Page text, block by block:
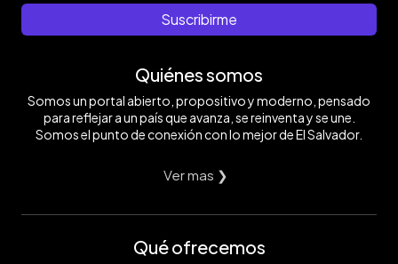
Suscribirme
Quiénes somos
Somos un portal abierto, propositivo y moderno, pensado
para reflejar a un país que avanza, se reinventa y se une.
Somos el punto de conexión con lo mejor de El Salvador.
Ver mas ❯
Qué ofrecemos